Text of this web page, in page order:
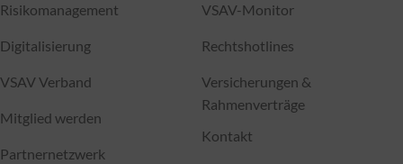
Risikomanagement
Digitalisierung
VSAV Verband
Mitglied werden
Partnernetzwerk
VSAV-Monitor
Rechtshotlines
Versicherungen &
Rahmenverträge
Kontakt